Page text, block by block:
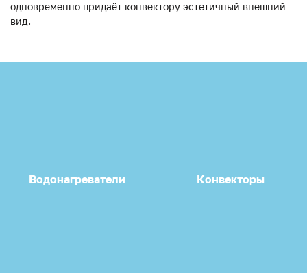
одновременно придаёт конвектору эстетичный внешний
вид.
Водонагреватели Конвекторы